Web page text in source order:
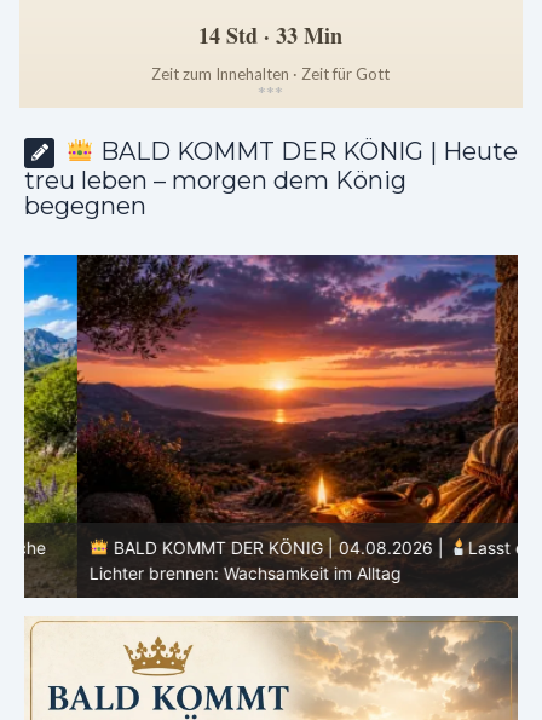
14 Std · 33 Min
Zeit zum Innehalten · Zeit für Gott
***
BALD KOMMT DER KÖNIG | Heute
treu leben – morgen dem König
begegnen
BALD KOMMT DER KÖNIG | 04.08.2026 |
Lasst eure
Lichter brennen: Wachsamkeit im Alltag